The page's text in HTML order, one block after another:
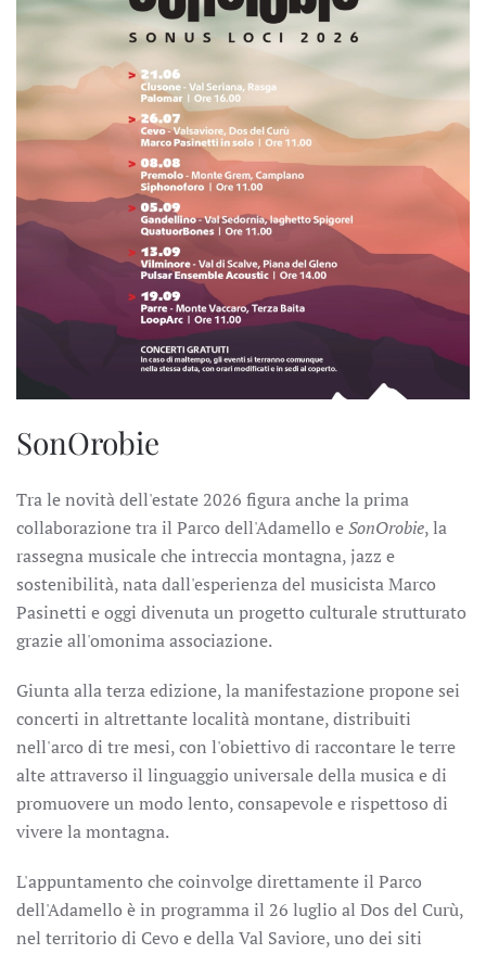
SonOrobie
Tra le novità dell'estate 2026 figura anche la prima
collaborazione tra il Parco dell'Adamello eSonOrobie, la
rassegna musicale che intreccia montagna, jazz e
sostenibilità, nata dall'esperienza del musicista Marco
Pasinetti e oggi divenuta un progetto culturale strutturato
grazie all'omonima associazione.
Giunta alla terza edizione, la manifestazione propone sei
concerti in altrettante località montane, distribuiti
nell'arco di tre mesi, con l'obiettivo di raccontare le terre
alte attraverso il linguaggio universale della musica e di
promuovere un modo lento, consapevole e rispettoso di
vivere la montagna.
L'appuntamento che coinvolge direttamente il Parco
dell'Adamello è in programma il 26 luglio al Dos del Curù,
nel territorio di Cevo e della Val Saviore, uno dei siti